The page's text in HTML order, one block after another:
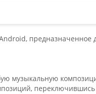
предназначенное
музыкальную